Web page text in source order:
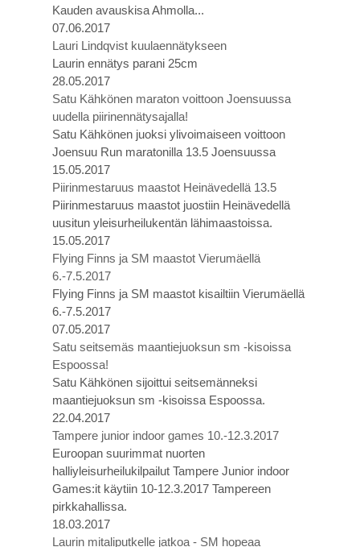
Kauden avauskisa Ahmolla...
07.06.2017
Lauri Lindqvist kuulaennätykseen
Laurin ennätys parani 25cm
28.05.2017
Satu Kähkönen maraton voittoon Joensuussa
uudella piirinennätysajalla!
Satu Kähkönen juoksi ylivoimaiseen voittoon
Joensuu Run maratonilla 13.5 Joensuussa
15.05.2017
Piirinmestaruus maastot Heinävedellä 13.5
Piirinmestaruus maastot juostiin Heinävedellä
uusitun yleisurheilukentän lähimaastoissa.
15.05.2017
Flying Finns ja SM maastot Vierumäellä
6.-7.5.2017
Flying Finns ja SM maastot kisailtiin Vierumäellä
6.-7.5.2017
07.05.2017
Satu seitsemäs maantiejuoksun sm -kisoissa
Espoossa!
Satu Kähkönen sijoittui seitsemänneksi
maantiejuoksun sm -kisoissa Espoossa.
22.04.2017
Tampere junior indoor games 10.-12.3.2017
Euroopan suurimmat nuorten
halliyleisurheilukilpailut Tampere Junior indoor
Games:it käytiin 10-12.3.2017 Tampereen
pirkkahallissa.
18.03.2017
Laurin mitaliputkelle jatkoa - SM hopeaa